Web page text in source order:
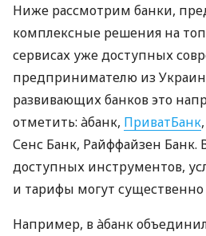
Ниже рассмотрим банки,
комплексные решения на топ
сервисах уже доступных
предпринимателю из
развивающих банков это
отметить: àбанк, ПриватБанк
Сенс Банк, Райффайзен Банк.
доступных инструментов,
и тарифы могут существенно
Например, в àбанк